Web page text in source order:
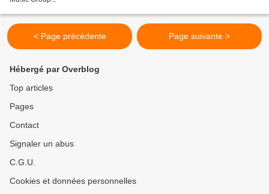
< Page précédente Page suivante >
Hébergé par Overblog
Top articles
Pages
Contact
Signaler un abus
C.G.U.
Cookies et données personnelles